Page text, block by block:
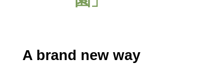
A brand new way